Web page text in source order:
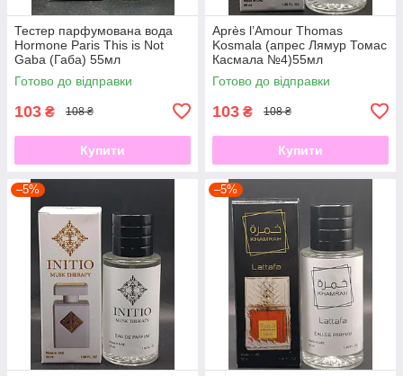
Тестер парфумована вода
Hormone Paris This is Not
Gaba (Габа) 55мл
Готово до відправки
103 ₴ 108 ₴
Купити
Après l’Amour Thomas
Kosmala (апрес Лямур Томас
Касмала №4)55мл
Готово до відправки
103 ₴ 108 ₴
Купити
–5% –5%